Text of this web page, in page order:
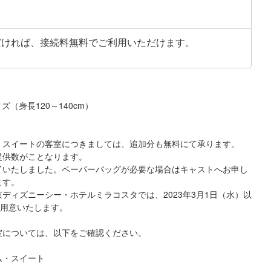
れば、接続料無料でご利用いただけます。
（身長120～140cm）
イートの客室につきましては、追加分も無料にて承ります。
数がことなります。
たしました。ペーパーバッグが必要な場合はキャストへお申し
。
ィズニーシー・ホテルミラコスタでは、2023年3月1日（水）以
意いたします。
ついては、以下をご確認ください。
スイート